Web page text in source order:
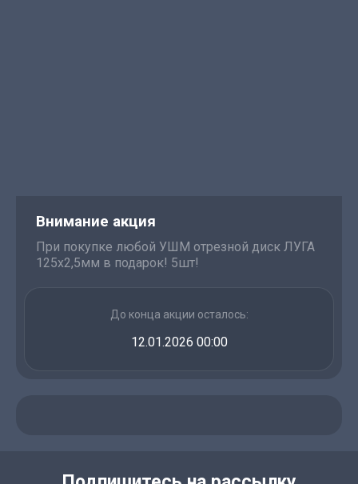
Внимание акция
При покупке любой УШМ отрезной диск ЛУГА
125х2,5мм в подарок! 5шт!
До конца акции осталось:
12.01.2026 00:00